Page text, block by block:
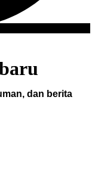
dan berita